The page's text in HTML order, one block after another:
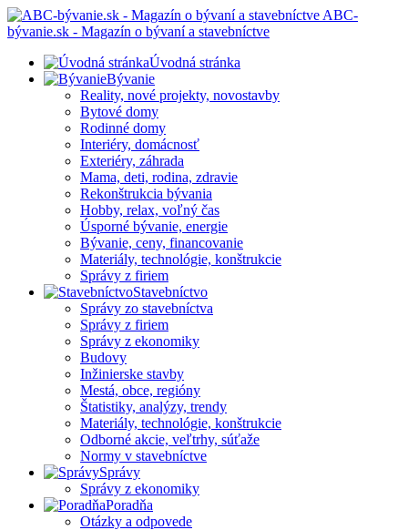
ABC-
bývanie.sk - Magazín o bývaní a stavebníctve
Úvodná stránka
Bývanie
Reality, nové projekty, novostavby
Bytové domy
Rodinné domy
Interiéry, domácnosť
Exteriéry, záhrada
Mama, deti, rodina, zdravie
Rekonštrukcia bývania
Hobby, relax, voľný čas
Úsporné bývanie, energie
Bývanie, ceny, financovanie
Materiály, technológie, konštrukcie
Správy z firiem
Stavebníctvo
Správy zo stavebníctva
Správy z firiem
Správy z ekonomiky
Budovy
Inžinierske stavby
Mestá, obce, regióny
Štatistiky, analýzy, trendy
Materiály, technológie, konštrukcie
Odborné akcie, veľtrhy, súťaže
Normy v stavebníctve
Správy
Správy z ekonomiky
Poradňa
Otázky a odpovede